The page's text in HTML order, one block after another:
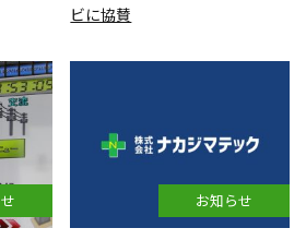
ビに協賛
お知らせ